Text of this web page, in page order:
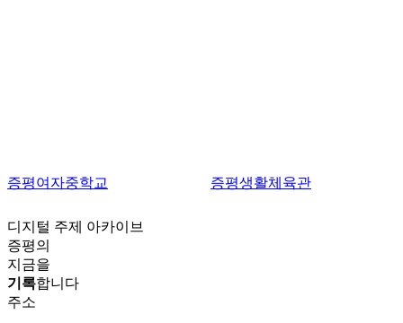
증평여자중학교 증평생활체육관
디지털 주제 아카이브
증평의
지금을
기록합니다
주소